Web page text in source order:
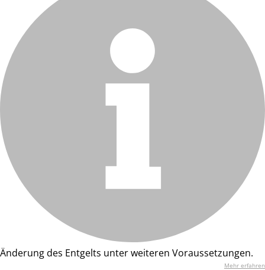
Änderung des Entgelts unter weiteren Voraussetzungen.
Mehr erfahren